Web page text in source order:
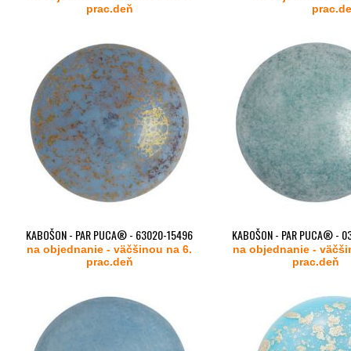
prac.deň
KABOŠON - PAR PUCA® - 63020-15496
(OPAQUE AQUA BRONZE)
na objednanie - väčšinou na 6.
prac.deň
KABOŠON - PAR PUCA® -
(OPAQUE BLUE -
na objednanie -
prac.deň